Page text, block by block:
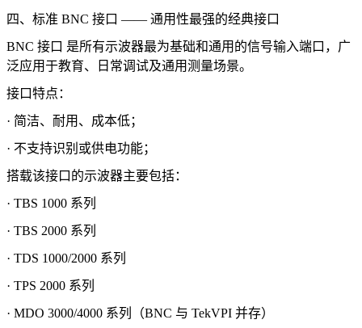
四、标准 BNC 接口 —— 通用性最强的经典接口
BNC 接口 是所有示波器最为基础和通用的信号输入端口，广
泛应用于教育、日常调试及通用测量场景。
接口特点：
· 简洁、耐用、成本低；
· 不支持识别或供电功能；
搭载该接口的示波器主要包括：
· TBS 1000 系列
· TBS 2000 系列
· TDS 1000/2000 系列
· TPS 2000 系列
· MDO 3000/4000 系列（BNC 与 TekVPI 并存）